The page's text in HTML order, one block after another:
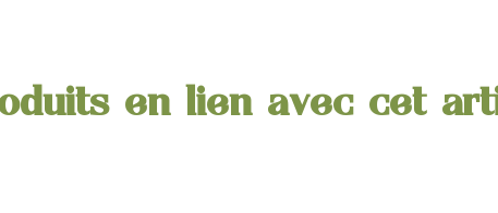
en lien avec cet